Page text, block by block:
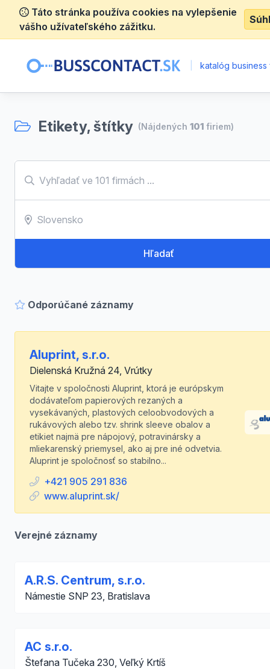
Táto stránka používa cookies na vylepšenie
vášho užívateľského zážitku.
katalóg business
Etikety, štítky (Nájdených 101 firiem)
Hľadať
Odporúčané záznamy
Aluprint, s.r.o.
Dielenská Kružná 24, Vrútky
Vitajte v spoločnosti Aluprint, ktorá je európskym
dodávateľom papierových rezaných a
vysekávaných, plastových celoobvodových a
rukávových alebo tzv. shrink sleeve obalov a
etikiet najmä pre nápojový, potravinársky a
mliekarenský priemysel, ako aj pre iné odvetvia.
Aluprint je spoločnosť so stabilno...
+421 905 291 836
www.aluprint.sk/
Verejné záznamy
A.R.S. Centrum, s.r.o.
Námestie SNP 23, Bratislava
AC s.r.o.
Štefana Tučeka 230, Veľký Krtíš